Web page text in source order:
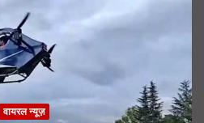
वायरल न्यूज़